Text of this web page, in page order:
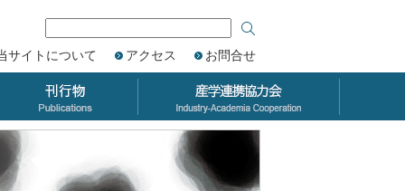
サイトについて アクセス お問合せ